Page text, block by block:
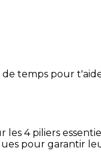
temps pour
4 piliers
pour garantir